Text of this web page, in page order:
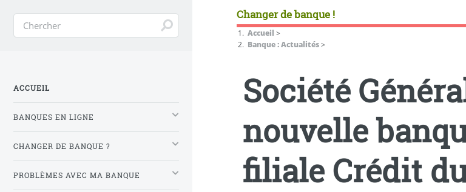
Changer de banque !
Accueil >
Banque : Actualités>
Société
nouvelle
filiale Crédit
ACCUEIL
BANQUES EN LIGNE
CHANGER DE BANQUE ?
PROBLÈMES AVEC MA BANQUE